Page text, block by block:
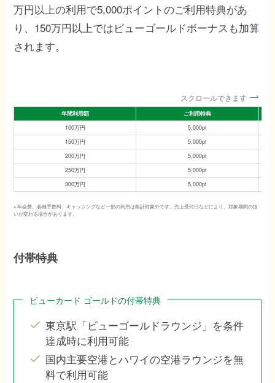
万円以上の利用で5,000ポイントのご利用特典があ
り、150万円以上ではビューゴールドボーナスも加算
されます。
スクロールできます
年間利用額
ご利用特典
100万円
5,000pt
150万円
5,000pt
200万円
5,000pt
250万円
5,000pt
300万円
5,000pt
※ 年会費、各種手数料、キャッシングなど一部の利用は集計対象外です。売上受付日などにより、対象期間の扱
いが変わる場合があります。
付帯特典
ビューカード ゴールドの付帯特典
東京駅「ビューゴールドラウンジ」を条件
達成時に利用可能
国内主要空港とハワイの空港ラウンジを無
料で利用可能